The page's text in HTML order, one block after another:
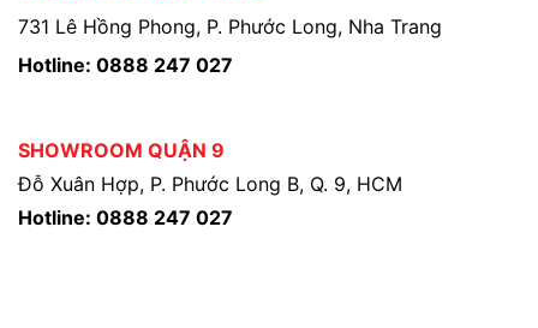
731 Lê Hồng Phong, P. Phước Long, Nha Trang
Hotline: 0888 247 027
SHOWROOM QUẬN 9
Đỗ Xuân Hợp, P. Phước Long B, Q. 9, HCM
Hotline: 0888 247 027